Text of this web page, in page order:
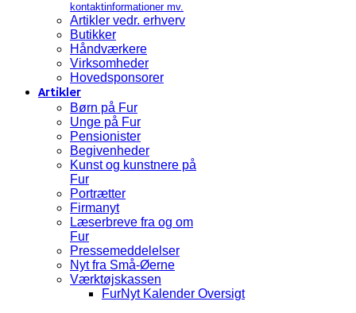
kontaktinformationer mv.
Artikler vedr. erhverv
Butikker
Håndværkere
Virksomheder
Hovedsponsorer
Artikler
Børn på Fur
Unge på Fur
Pensionister
Begivenheder
Kunst og kunstnere på
Fur
Portrætter
Firmanyt
Læserbreve fra og om
Fur
Pressemeddelelser
Nyt fra Små-Øerne
Værktøjskassen
FurNyt Kalender Oversigt